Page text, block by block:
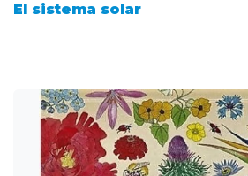
El sistema solar